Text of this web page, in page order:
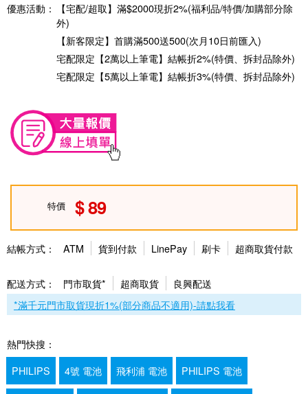
優惠活動：
【宅配/超取】滿$2000現折2%(福利品/特價/加購部分除
外)
【新客限定】首購滿500送500(次月10日前匯入)
宅配限定【2萬以上筆電】結帳折2%(特價、拆封品除外)
宅配限定【5萬以上筆電】結帳折3%(特價、拆封品除外)
特價 89
結帳方式： ATM 貨到付款 LinePay 刷卡 超商取貨付款
配送方式： 門市取貨* 超商取貨
良興配送
*滿千元門市取貨現折1%(部分商品不適用)-請點我看
熱門快搜：
PHILIPS
4號 電池 飛利浦 電池 PHILIPS 電池